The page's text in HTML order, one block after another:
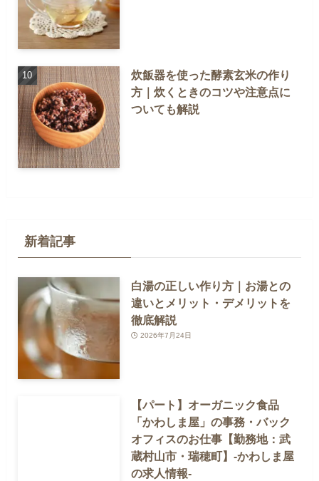
炊飯器を使った酵素玄米の作り
方｜炊くときのコツや注意点に
ついても解説
新着記事
白湯の正しい作り方｜お湯との
違いとメリット・デメリットを
徹底解説
2026年7月24日
【パート】オーガニック食品
「かわしま屋」の事務・バック
オフィスのお仕事【勤務地：武
蔵村山市・瑞穂町】-かわしま屋
の求人情報-